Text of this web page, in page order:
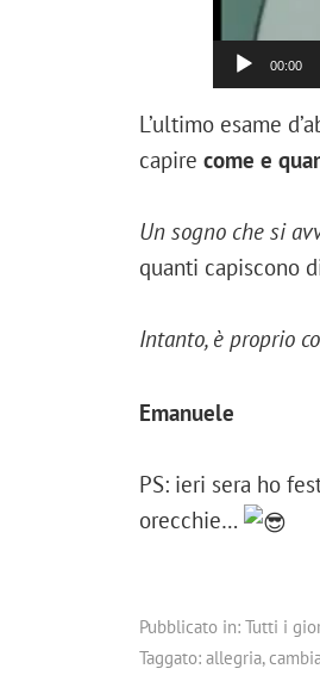
00:00
L’ultimo esame
capire come e
Un sogno che si
quanti capiscono
Intanto, è proprio
Emanuele
PS: ieri sera ho
orecchie…
Pubblicato in: Tutti i
Taggato: allegria,